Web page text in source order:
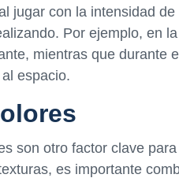
jugar con la intensidad
Por ejemplo, en
mientras que durante
espacio.
son otro factor clave
es importante